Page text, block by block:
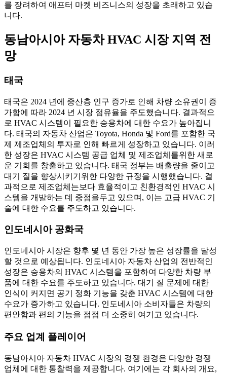
를 장려하여 애프터 마켓 비즈니스의 성장을 초래하고 있습
니다.
동남아시아 자동차 HVAC 시장 지역 전
망
태국
태국은 2024 년에 중산층 인구 증가로 인해 차량 소유권이 증
가함에 따라 2024 년 시장 점유율을 주도했습니다. 결과적으
로 HVAC 시스템이 필요한 승용차에 대한 수요가 높아집니
다. 태국의 자동차 산업은 Toyota, Honda 및 Ford를 포함한 국
제 제조업체의 투자로 인해 빠르게 성장하고 있습니다. 이러
한 성장은 HVAC 시스템 공급 업체 및 제조업체를위한 새로
운 기회를 창출하고 있습니다. 태국 정부는 배출량을 줄이고
대기 질을 향상시키기위한 다양한 규정을 시행했습니다. 결
과적으로 제조업체는보다 효율적이고 친환경적인 HVAC 시
스템을 개발하는 데 중점을두고 있으며, 이는 고급 HVAC 기
술에 대한 수요를 주도하고 있습니다.
인도네시아 공화국
인도네시아 시장은 향후 몇 년 동안 가장 높은 성장률을 달성
할 것으로 예상됩니다. 인도네시아 자동차 산업의 전반적인
성장은 승용차의 HVAC 시스템을 포함하여 다양한 차량 부
품에 대한 수요를 주도하고 있습니다. 대기 질 문제에 대한
인식이 커지면 공기 정화 기능을 갖춘 HVAC 시스템에 대한
수요가 증가하고 있습니다. 인도네시아 소비자들은 차량의
편안함과 편의 기능을 점점 더 소중히 여기고 있습니다.
주요 업계 플레이어
동남아시아 자동차 HVAC 시장의 경쟁 환경은 다양한 경쟁
업체에 대한 통찰력을 제공합니다. 여기에는 각 회사의 개요,